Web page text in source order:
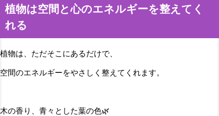
植物は空間と心のエネルギーを整えてく
れる
植物は、ただそこにあるだけで、
空間のエネルギーをやさしく整えてくれます。
木の香り、青々とした葉の色🌿